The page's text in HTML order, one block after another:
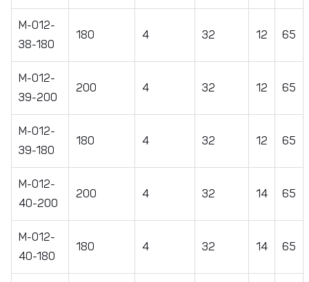
M-012-
38-180
180 4 32 12 65
M-012-
39-200
200 4 32 12 65
M-012-
39-180
180 4 32 12 65
М-012-
40-200
200 4 32 14 65
М-012-
40-180
180 4 32 14 65